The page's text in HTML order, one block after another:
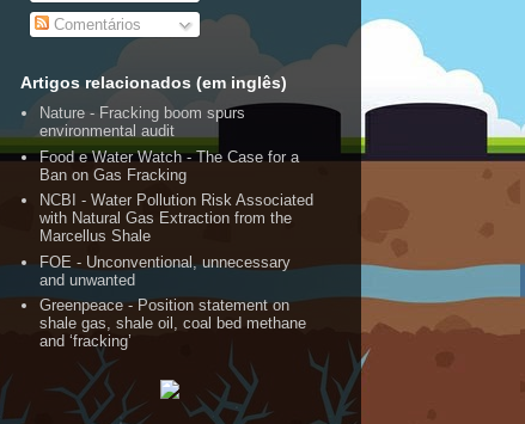
Comentários
Artigos relacionados (em inglês)
Nature - Fracking boom spurs
environmental audit
Food e Water Watch - The Case for a
Ban on Gas Fracking
NCBI - Water Pollution Risk Associated
with Natural Gas Extraction from the
Marcellus Shale
FOE - Unconventional, unnecessary
and unwanted
Greenpeace - Position statement on
shale gas, shale oil, coal bed methane
and ‘fracking’